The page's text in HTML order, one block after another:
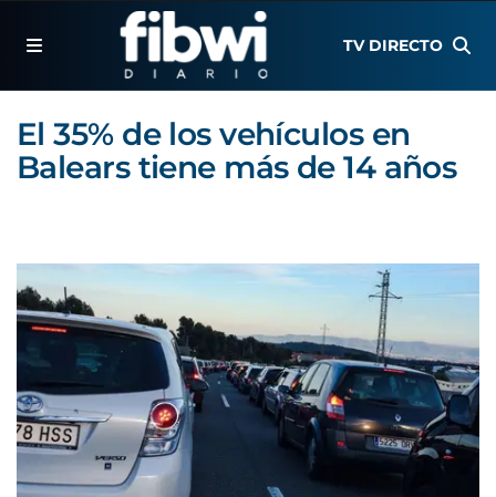
TV DIRECTO
El 35% de los vehículos en
Balears tiene más de 14 años